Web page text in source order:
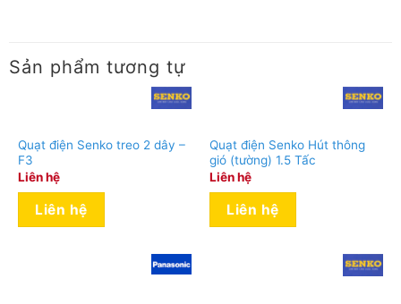
Sản phẩm tương tự
Quạt điện Senko treo 2 dây –
F3
Liên hệ
Liên hệ
Quạt điện Senko Hút thông
gió (tường) 1.5 Tấc
Liên hệ
Liên hệ